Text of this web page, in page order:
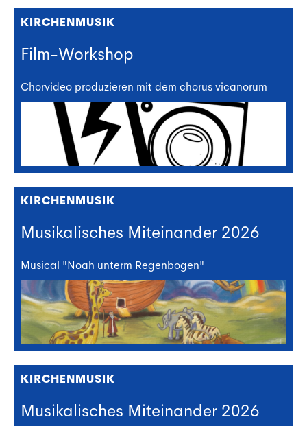
KIRCHENMUSIK
Film-Workshop
Chorvideo produzieren mit dem chorus vicanorum
KIRCHENMUSIK
Musikalisches Miteinander 2026
Musical "Noah unterm Regenbogen"
KIRCHENMUSIK
Musikalisches Miteinander 2026